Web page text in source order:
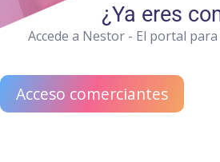
¿Ya eres
Accede a Nestor - El portal
Acceso comerciantes